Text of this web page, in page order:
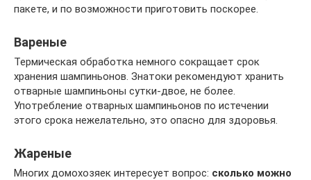
пакете, и по возможности приготовить поскорее.
Вареные
Термическая обработка немного сокращает срок
хранения шампиньонов. Знатоки рекомендуют хранить
отварные шампиньоны сутки-двое, не более.
Употребление отварных шампиньонов по истечении
этого срока нежелательно, это опасно для здоровья.
Жареные
Многих домохозяек интересует вопрос: сколько можно